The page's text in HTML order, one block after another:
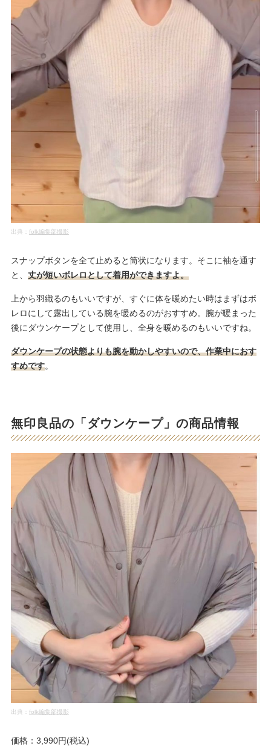
出典： folk編集部撮影
スナップボタンを全て止めると筒状になります。そこに袖を通す
と、 丈が短いボレロとして着用ができますよ。
上から羽織るのもいいですが、すぐに体を暖めたい時はまずはボ
レロにして露出している腕を暖めるのがおすすめ。腕が暖まった
後にダウンケープとして使用し、全身を暖めるのもいいですね。
ダウンケープの状態よりも腕を動かしやすいので、作業中におす
すめです。
無印良品の「ダウンケープ」の商品情報
出典： folk編集部撮影
価格：3,990円(税込)